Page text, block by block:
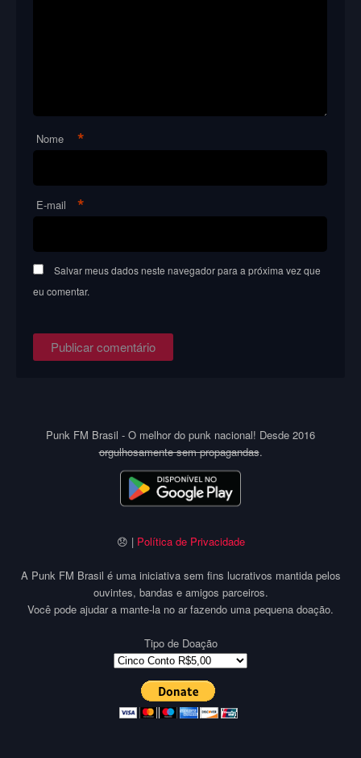
Nome *
E-mail *
Salvar meus dados neste navegador para a próxima vez que
eu comentar.
Punk FM Brasil - O melhor do punk nacional! Desde 2016
orgulhosamente sem propagandas.
😞 | Política de Privacidade
A Punk FM Brasil é uma iniciativa sem fins lucrativos mantida pelos
ouvintes, bandas e amigos parceiros.
Você pode ajudar a mante-la no ar fazendo uma pequena doação.
Tipo de Doação